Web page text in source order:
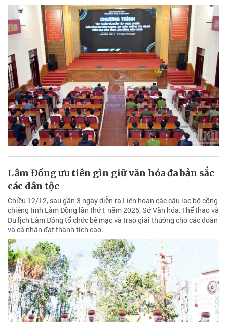
Lâm Đồng ưu tiên gìn giữ văn hóa đa bản sắc
các dân tộc
Chiều 12/12, sau gần 3 ngày diễn ra Liên hoan các câu lạc bộ cồng
chiêng tỉnh Lâm Đồng lần thứ I, năm 2025, Sở Văn hóa, Thể thao và
Du lịch Lâm Đồng tổ chức bế mạc và trao giải thưởng cho các đoàn
và cá nhân đạt thành tích cao.